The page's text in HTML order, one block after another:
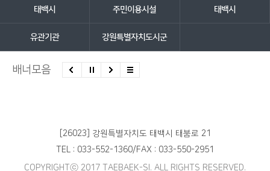
태백시 주민이용시설 태백시
유관기관 강원특별자치도시군
배너모음
[26023] 강원특별자치도 태백시 태붐로 21
TEL : 033-552-1360/FAX : 033-550-2951
COPYRIGHTⓒ 2017 TAEBAEK-SI. ALL RIGHTS RESERVED.